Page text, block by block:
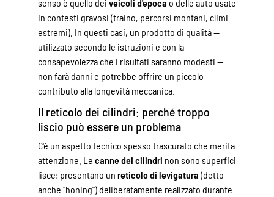
senso è quello dei veicoli d'epoca o delle auto usate
in contesti gravosi (traino, percorsi montani, climi
estremi). In questi casi, un prodotto di qualità —
utilizzato secondo le istruzioni e con la
consapevolezza che i risultati saranno modesti —
non farà danni e potrebbe offrire un piccolo
contributo alla longevità meccanica.
Il reticolo dei cilindri: perché troppo
liscio può essere un problema
C'è un aspetto tecnico spesso trascurato che merita
attenzione. Le canne dei cilindri non sono superfici
lisce: presentano un reticolo di levigatura (detto
anche “honing”) deliberatamente realizzato durante